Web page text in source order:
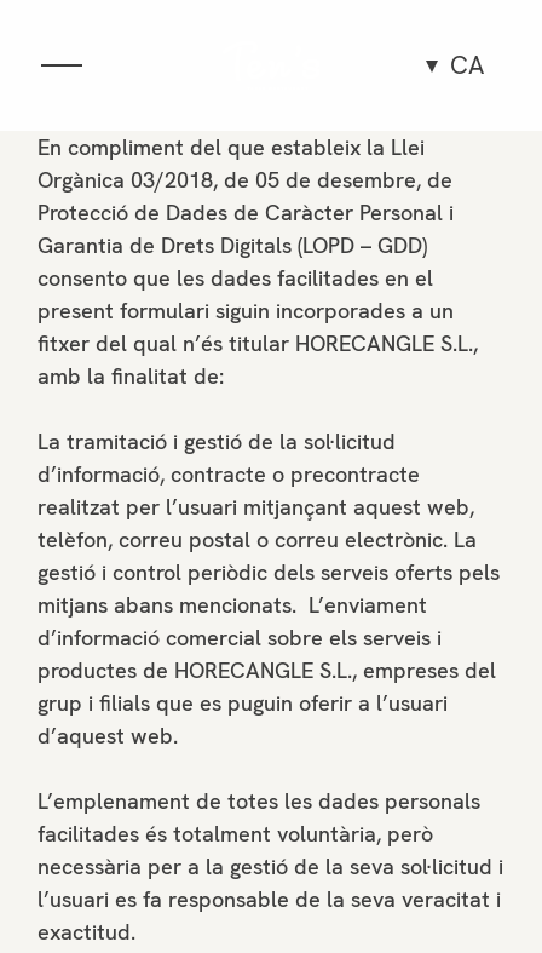
CA
Gastronomia
Espai
Grups i esdeveniments
Experiències
Equip
En compliment del que estableix la Llei
Orgànica 03/2018, de 05 de desembre, de
Protecció de Dades de Caràcter Personal i
Garantia de Drets Digitals (LOPD – GDD)
consento que les dades facilitades en el
present formulari siguin incorporades a un
fitxer del qual n’és titular HORECANGLE S.L.,
amb la finalitat de:
La tramitació i gestió de la sol·licitud
d’informació, contracte o precontracte
realitzat per l’usuari mitjançant aquest web,
telèfon, correu postal o correu electrònic. La
gestió i control periòdic dels serveis oferts pels
mitjans abans mencionats. L’enviament
d’informació comercial sobre els serveis i
productes de HORECANGLE S.L., empreses del
grup i filials que es puguin oferir a l’usuari
d’aquest web.
L’emplenament de totes les dades personals
facilitades és totalment voluntària, però
necessària per a la gestió de la seva sol·licitud i
l’usuari es fa responsable de la seva veracitat i
exactitud.